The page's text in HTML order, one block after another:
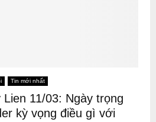
Tin mới nhất
11/03: Ngày trọng
kỳ vọng điều gì với